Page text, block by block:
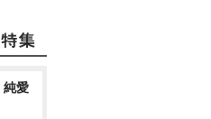
純愛